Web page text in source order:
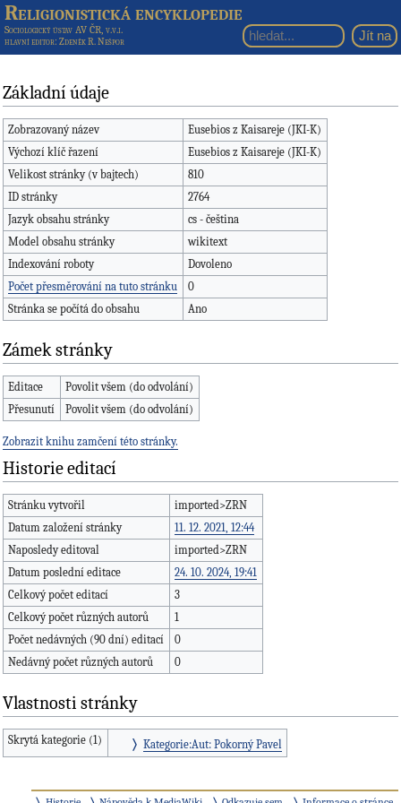
Religionistická encyklopedie
Sociologický ústav AV ČR, v.v.i.
hlavní editor: Zdeněk R. Nešpor
Základní údaje
Zobrazovaný název
Eusebios z Kaisareje (JKI-K)
Výchozí klíč řazení
Eusebios z Kaisareje (JKI-K)
Velikost stránky (v bajtech)
810
ID stránky
2764
Jazyk obsahu stránky
cs - čeština
Model obsahu stránky
wikitext
Indexování roboty
Dovoleno
Počet přesměrování na tuto stránku
0
Stránka se počítá do obsahu
Ano
Zámek stránky
Editace
Povolit všem (do odvolání)
Přesunutí
Povolit všem (do odvolání)
Zobrazit knihu zamčení této stránky.
Historie editací
Stránku vytvořil
imported>ZRN
Datum založení stránky
11. 12. 2021, 12:44
Naposledy editoval
imported>ZRN
Datum poslední editace
24. 10. 2024, 19:41
Celkový počet editací
3
Celkový počet různých autorů
1
Počet nedávných (90 dní) editací
0
Nedávný počet různých autorů
0
Vlastnosti stránky
Skrytá kategorie (1) Kategorie:Aut: Pokorný Pavel